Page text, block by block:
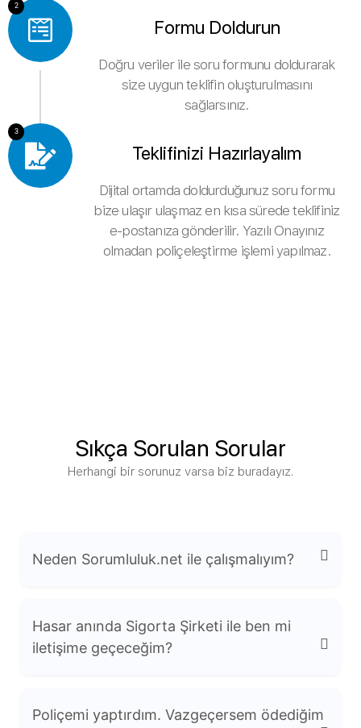
2
Formu Doldurun
Doğru veriler ile soru formunu doldurarak
size uygun teklifin oluşturulmasını
sağlarsınız.
3
Teklifinizi Hazırlayalım
Dijital ortamda doldurduğunuz soru formu
bize ulaşır ulaşmaz en kısa sürede teklifiniz
e-postanıza gönderilir. Yazılı Onayınız
olmadan poliçeleştirme işlemi yapılmaz.
Sıkça Sorulan Sorular
Herhangi bir sorunuz varsa biz buradayız.
Neden Sorumluluk.net ile çalışmalıyım?
konusunda derinlemesine bilgiye sahibiz.
Hasar anında Sigorta Şirketi ile ben mi
iletişime geçeceğim?
Poliçemi yaptırdım. Vazgeçersem ödediğim